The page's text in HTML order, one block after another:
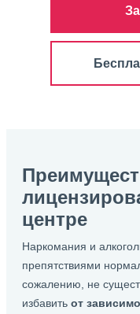
центре
Наркомания и
препятствиями
сожалению, не
избавить от